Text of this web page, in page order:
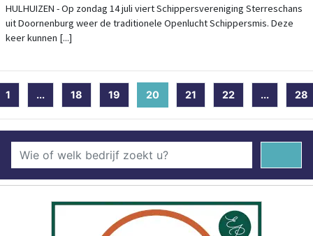
HULHUIZEN - Op zondag 14 juli viert Schippersvereniging Sterreschans
uit Doornenburg weer de traditionele Openlucht Schippersmis. Deze
keer kunnen [...]
1 ... 18 19 20 (current)
21 22 ... 28